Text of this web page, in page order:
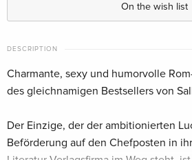
Standard edition
Standard edition — (selected)
German
Standard edition
On the wish list
DESCRIPTION
Charmante, sexy und humorvolle
des gleichnamigen Bestsellers von
Der Einzige, der der ambitionierten
Beförderung auf den Chefposten in